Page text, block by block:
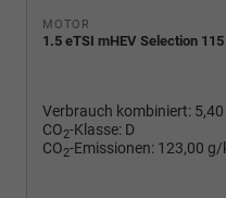
MOTOR
1.5 eTSI mHEV Selection 115
Verbrauch kombiniert:
CO2-Klasse: D
CO2-Emissionen: 123,00 g/